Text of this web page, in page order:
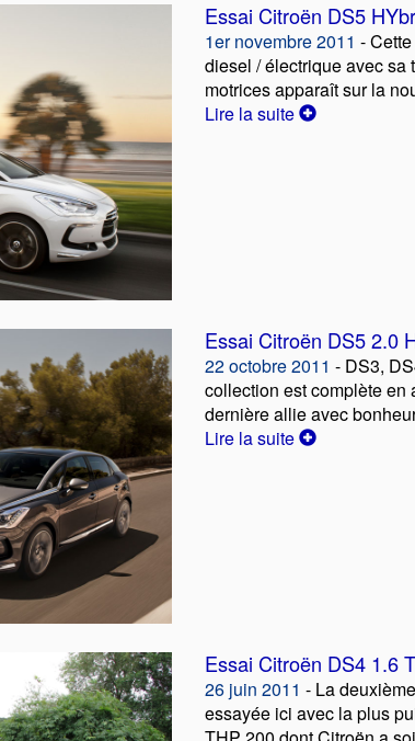
Essai Citroën DS5
1er novembre 2011 -
diesel / électrique avec sa
motrices apparaît sur la
Lire la suite
Essai Citroën DS5 2.0
22 octobre 2011 - DS3,
collection est complète en
dernière allie avec
Lire la suite
Essai Citroën DS4 1.6
26 juin 2011 - La
essayée ici avec la plus